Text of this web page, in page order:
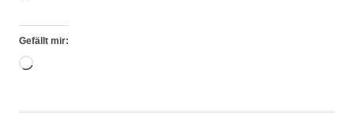
Gefällt mir:
Wird